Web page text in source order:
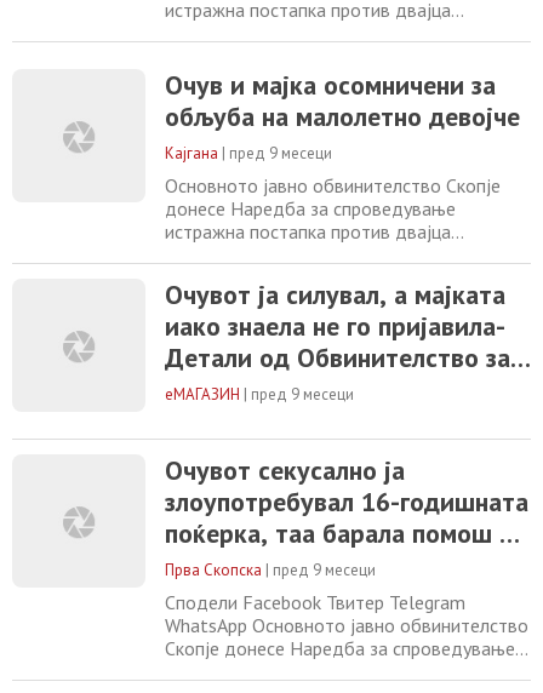
истражна постапка против двајца
на положбата од член 189 став 2 од
Кривичниот законик. Осомничениот очув
на жртвата подолг временски период ја
злоупотребувал својата положба и го
Очув и мајка осомничени за
обљуба на малолетно девојче
Кајгана | пред 9 месеци
Основното јавно обвинителство Скопје
донесе Наредба за спроведување
истражна постапка против двајца
жртвата подолг временски период ја
злоупотребувал својата положба и го
наведувал на обљуба и други полови
дејствија девојчето родено 2009 година
кое му било доверено на чување и
Очувот ја силувал, а мајката
иако знаела не го пријавила-
Детали од Обвинителство за
силување на 16-годишното
еМАГАЗИН | пред 9 месеци
Очувот секусално ја
злоупотребувал 16-годишната
поќерка, таа барала помош од
мајка си која не го пријавила
– ниту спречила
Прва Скопска | пред 9 месеци
Сподели Facebook Твитер Telegram
WhatsApp Основното јавно обвинителство
Скопје донесе Наредба за спроведување